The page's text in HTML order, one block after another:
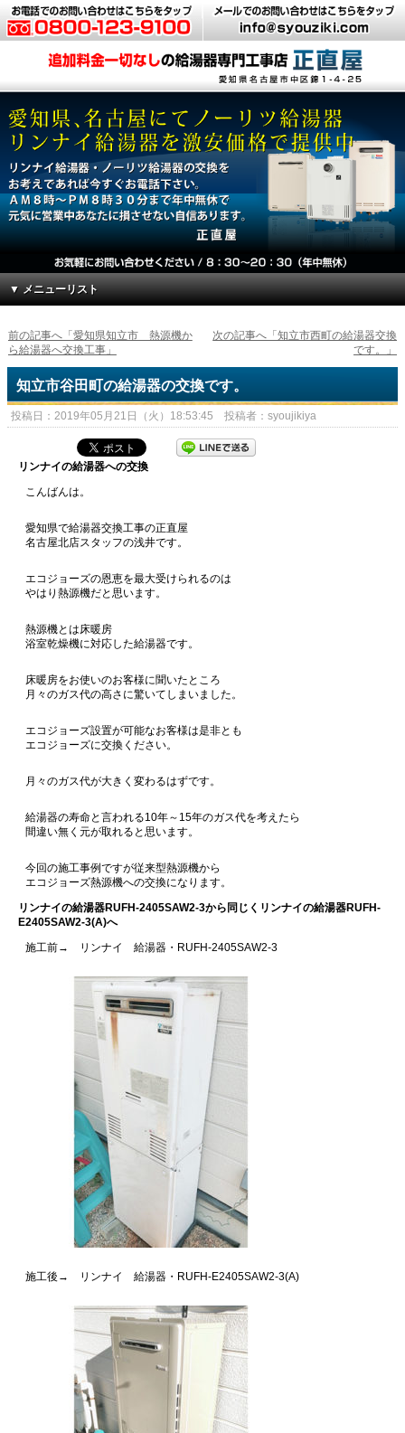
▼ メニューリスト
前の記事へ「愛知県知立市 熱源機か
ら給湯器へ交換工事」
次の記事へ「知立市西町の給湯器交換
です。」
知立市谷田町の給湯器の交換です。
投稿日：2019年05月21日（火）18:53:45 投稿者：syoujikiya
リンナイの給湯器への交換
こんばんは。
愛知県で給湯器交換工事の正直屋
名古屋北店スタッフの浅井です。
エコジョーズの恩恵を最大受けられるのは
やはり熱源機だと思います。
熱源機とは床暖房
浴室乾燥機に対応した給湯器です。
床暖房をお使いのお客様に聞いたところ
月々のガス代の高さに驚いてしまいました。
エコジョーズ設置が可能なお客様は是非とも
エコジョーズに交換ください。
月々のガス代が大きく変わるはずです。
給湯器の寿命と言われる10年～15年のガス代を考えたら
間違い無く元が取れると思います。
今回の施工事例ですが従来型熱源機から
エコジョーズ熱源機への交換になります。
リンナイの給湯器RUFH-2405SAW2-3から同じくリンナイの給湯器RUFH-
E2405SAW2-3(A)へ
施工前→ リンナイ 給湯器・RUFH-2405SAW2-3
施工後→ リンナイ 給湯器・RUFH-E2405SAW2-3(A)